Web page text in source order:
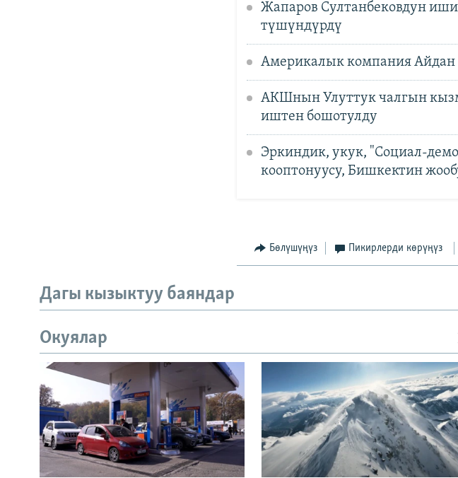
Жапаров Султанбековдун
түшүндүрдү
Америкалык компания Айдан
АКШнын Улуттук чалгын
иштен бошотулду
Эркиндик, укук, "Социал-
кооптонуусу, Бишкектин
Бөлүшүңүз Пикирлерди көрүңүз
Дагы кызыктуу баяндар
Окуялар